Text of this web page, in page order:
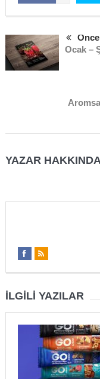
Ocak –
YAZAR HAKKINDA
İLGILI YAZILAR